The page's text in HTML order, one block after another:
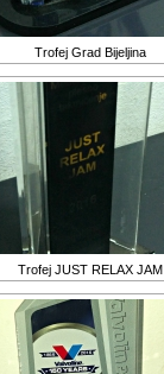
Trofej Grad Bijeljina
Trofej JUST RELAX JAM